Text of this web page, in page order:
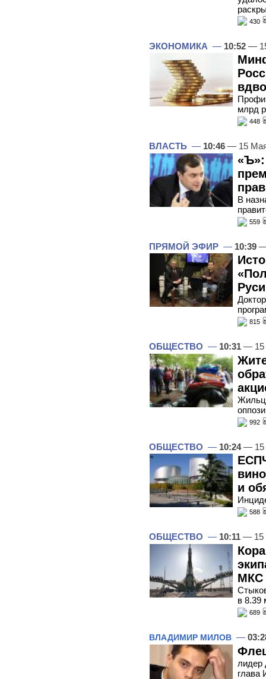
430
ЭКОНОМИКА — 10:52 —
млрд
448
ВЛАСТЬ — 10:46 — 15
«Ъ»:
В
559
ПРЯМОЙ ЭФИР — 10:39
815
ОБЩЕСТВО — 10:31 — 15
992
ОБЩЕСТВО — 10:24— 15
и
588
ОБЩЕСТВО — 10:11 — 15
МКС
в 8.39
689
ВЛАДИМИР МИЛОВ —
лидер
глава